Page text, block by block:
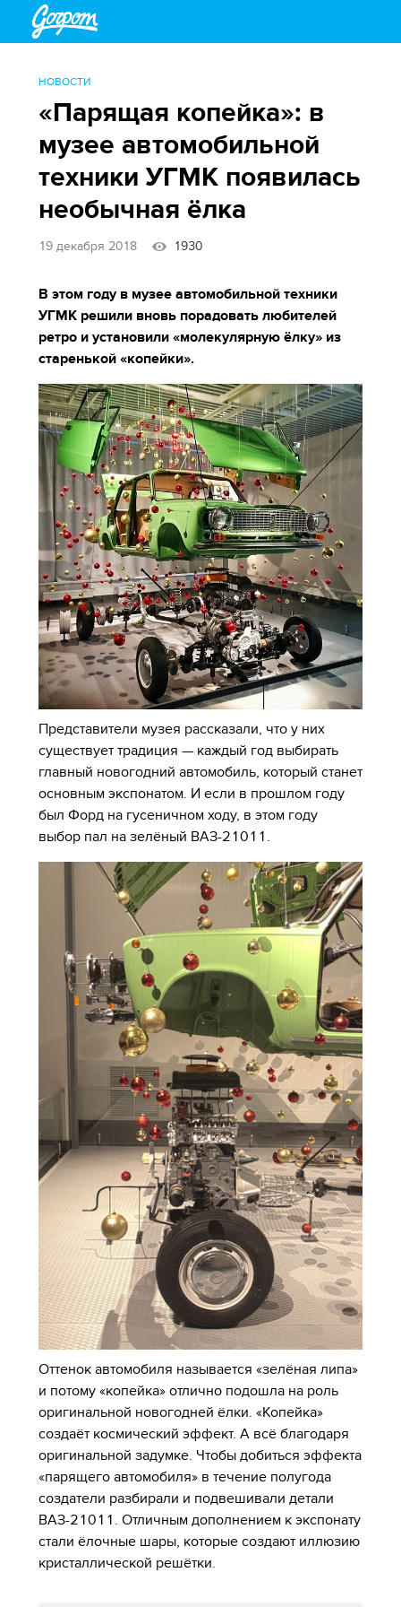
НОВОСТИ
«Парящая копейка»: в
музее автомобильной
техники УГМК появилась
необычная ёлка
19 декабря 2018 1930
В этом году в музее автомобильной техники
УГМК решили вновь порадовать любителей
ретро и установили «молекулярную ёлку» из
старенькой «копейки».
Представители музея рассказали, что у них
существует традиция — каждый год выбирать
главный новогодний автомобиль, который станет
основным экспонатом. И если в прошлом году
был Форд на гусеничном ходу, в этом году
выбор пал на зелёный ВАЗ-21011.
Оттенок автомобиля называется «зелёная липа»
и потому «копейка» отлично подошла на роль
оригинальной новогодней ёлки. «Копейка»
создаёт космический эффект. А всё благодаря
оригинальной задумке. Чтобы добиться эффекта
«парящего автомобиля» в течение полугода
создатели разбирали и подвешивали детали
ВАЗ-21011. Отличным дополнением к экспонату
стали ёлочные шары, которые создают иллюзию
кристаллической решётки.